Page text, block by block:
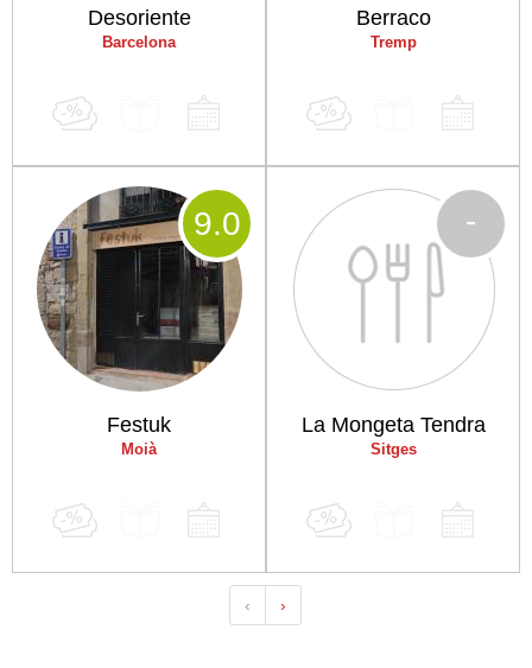
Desoriente
Barcelona
Berraco
Tremp
Festuk
Moià
9.0
La Mongeta Tendra
Sitges
-
‹ ›